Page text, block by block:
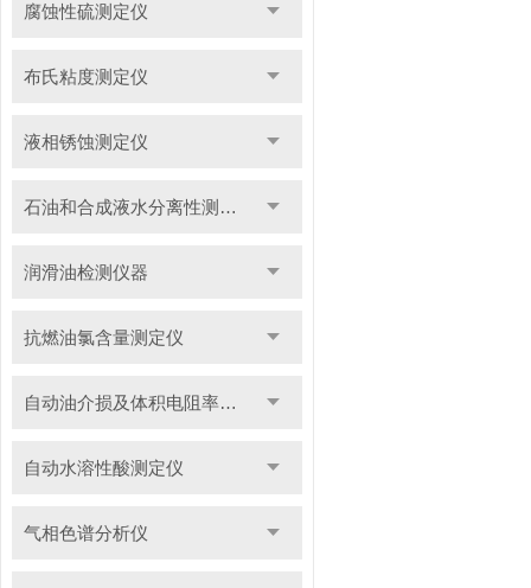
腐蚀性硫测定仪
布氏粘度测定仪
液相锈蚀测定仪
石油和合成液水分离性测定仪
润滑油检测仪器
抗燃油氯含量测定仪
自动油介损及体积电阻率测定仪
自动水溶性酸测定仪
气相色谱分析仪